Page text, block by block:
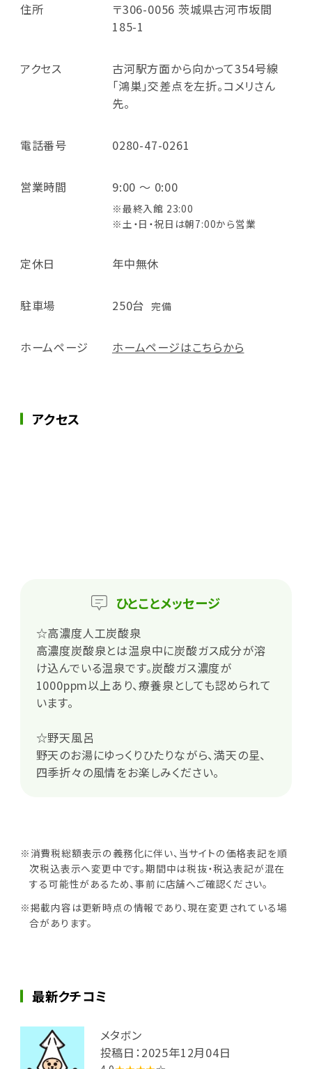
住所
〒306-0056 茨城県古河市坂間
185-1
アクセス
古河駅方面から向かって354号線
「鴻巣」交差点を左折。コメリさん
先。
電話番号 0280-47-0261
営業時間 9:00 ～ 0:00
※最終入館 23:00
※土・日・祝日は朝7:00から営業
定休日 年中無休
駐車場 250台 完備
ホームページ ホームページはこちらから
アクセス
ひとことメッセージ
☆高濃度人工炭酸泉
高濃度炭酸泉とは温泉中に炭酸ガス成分が溶
け込んでいる温泉です。炭酸ガス濃度が
1000ppm以上あり、療養泉としても認められて
います。
☆野天風呂
野天のお湯にゆっくりひたりながら、満天の星、
四季折々の風情をお楽しみください。
※消費税総額表示の義務化に伴い、当サイトの価格表記を順
次税込表示へ変更中です。期間中は税抜・税込表記が混在
する可能性があるため、事前に店舗へご確認ください。
※掲載内容は更新時点の情報であり、現在変更されている場
合があります。
最新クチコミ
メタボン
投稿日：2025年12月04日